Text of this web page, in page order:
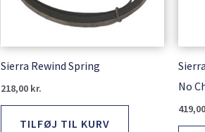
Sierra Rewind Spring
218,00 kr.
TILFØJ TIL KURV
No
419,00